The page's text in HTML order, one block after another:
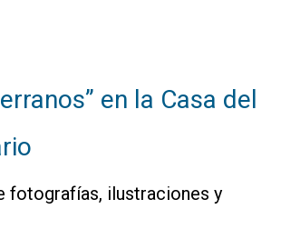
en la Casa del
fotografías, ilustraciones y